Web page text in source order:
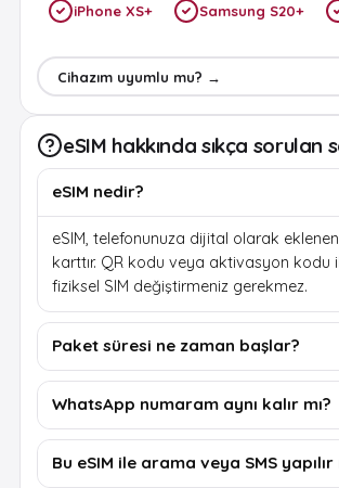
iPhone XS+ Samsung S20+
Cihazım uyumlu mu? →
eSIM hakkında sıkça sorulan
eSIM nedir?
eSIM, telefonunuza dijital olarak
karttır. QR kodu veya aktivasyon kodu
fiziksel SIM değiştirmeniz gerekmez.
Paket süresi ne zaman başlar?
WhatsApp numaram aynı kalır mı?
Bu eSIM ile arama veya SMS yapılır